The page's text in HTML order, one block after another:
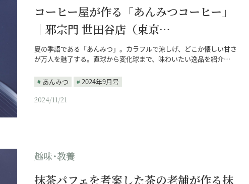
コーヒー屋が作る「あんみつコーヒー」
｜邪宗門 世田谷店（東京…
夏の季語である「あんみつ」。カラフルで涼しげ、どこか懐しい甘さ
が万人を魅了する。直球から変化球まで、味わいたい逸品を紹介…
あんみつ
2024年9月号
2024/11/21
趣味･教養
抹茶パフェを考案した茶の老舗が作る抹